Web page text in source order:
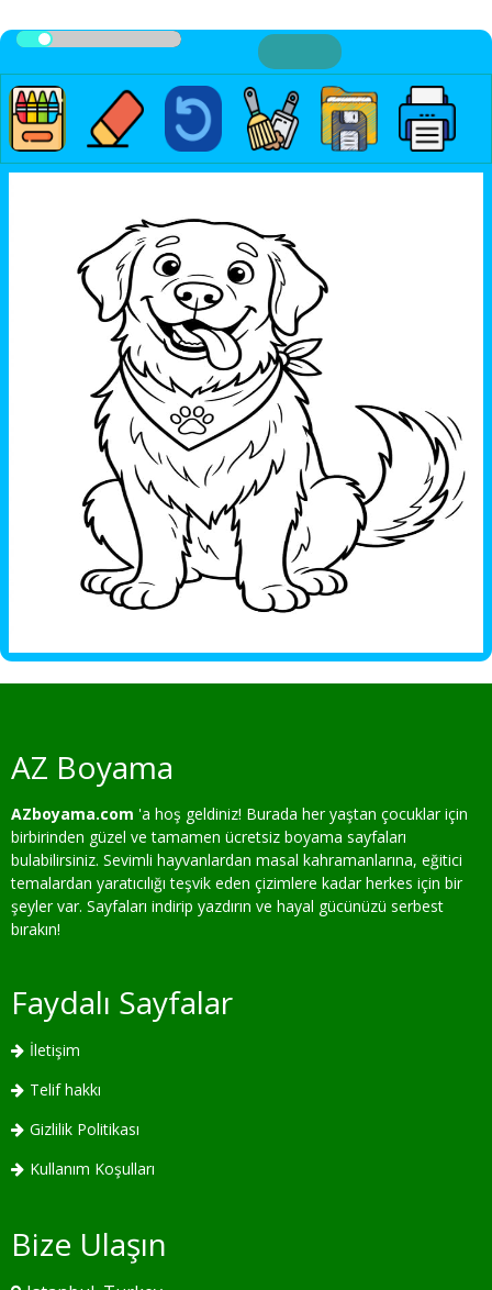
AZ Boyama
AZboyama.com 'a hoş geldiniz! Burada her yaştan çocuklar için
birbirinden güzel ve tamamen ücretsiz boyama sayfaları
bulabilirsiniz. Sevimli hayvanlardan masal kahramanlarına, eğitici
temalardan yaratıcılığı teşvik eden çizimlere kadar herkes için bir
şeyler var. Sayfaları indirip yazdırın ve hayal gücünüzü serbest
bırakın!
Faydalı Sayfalar
İletişim
Telif hakkı
Gizlilik Politikası
Kullanım Koşulları
Bize Ulaşın